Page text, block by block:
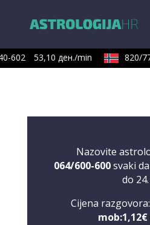
602 53,10 ден./min 820/
Nazovite
064/600-600svaki
do 24.
Cijena razgovora: